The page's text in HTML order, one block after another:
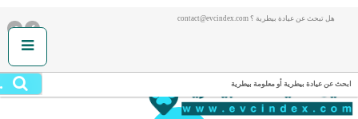
هل تبحث عن عيادة بيطرية ؟ contact@evcindex.com
ابحث عن عيادة بيطرية أو معلومة بيطرية